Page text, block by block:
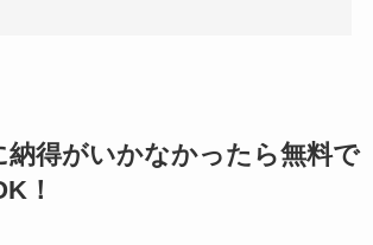
得がいかなかったら無料で
！